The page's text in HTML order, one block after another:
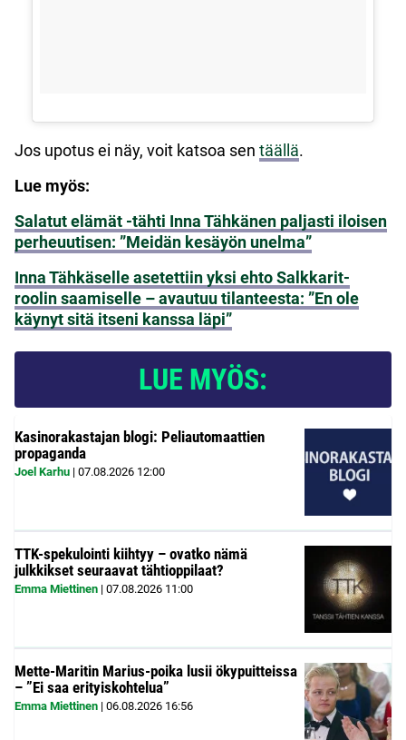
Jos upotus ei näy, voit katsoa sen täällä.
Lue myös:
Salatut elämät -tähti Inna Tähkänen paljasti iloisen
perheuutisen: ”Meidän kesäyön unelma”
Inna Tähkäselle asetettiin yksi ehto Salkkarit-
roolin saamiselle – avautuu tilanteesta: ”En ole
käynyt sitä itseni kanssa läpi”
LUE MYÖS:
Kasinorakastajan blogi: Peliautomaattien
propaganda
Joel Karhu | 07.08.2026 12:00
TTK-spekulointi kiihtyy – ovatko nämä
julkkikset seuraavat tähtioppilaat?
Emma Miettinen | 07.08.2026 11:00
Mette-Maritin Marius-poika lusii ökypuitteissa
– ”Ei saa erityiskohtelua”
Emma Miettinen | 06.08.2026 16:56